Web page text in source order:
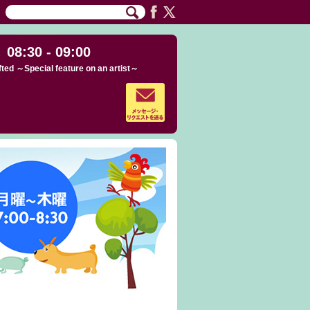
08:30 - 09:00
～Special feature on an artist～